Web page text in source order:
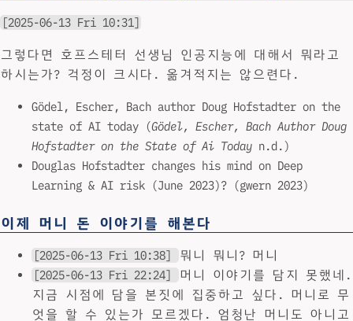
[2025-06-13 Fri 10:31]
그렇다면 호프스테터 선생님 인공지능에 대해서 뭐라고
하시는가? 걱정이 크시다. 옮겨적지는 않으련다.
Gödel, Escher, Bach author Doug Hofstadter on the
state of AI today (Gödel, Escher, Bach Author Doug
Hofstadter on the State of Ai Today n.d.)
Douglas Hofstadter changes his mind on Deep
Learning & AI risk (June 2023)? (gwern 2023)
이제 머니 돈 이야기를 해본다
[2025-06-13 Fri 10:38]
뭐니 뭐니? 머니
[2025-06-13 Fri 22:24]
머니 이야기를 담지 못했네.
지금 시점에 담을 본짓에 집중하고 싶다. 머니로 무
엇을 할 수 있는가 모르겠다. 엄청난 머니도 아니고